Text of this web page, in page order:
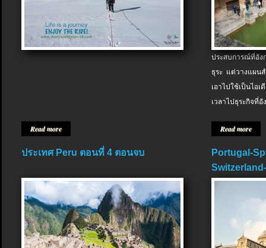
Read more
ประสบการณ์ที่อัง
ธุระ แต่วางแผน
เอาไปใช้เป็นไอ
เวลาไปธุระกิจที่อั
Read more
ประเทศ Peru ตอนที่ 4 ตอนจบ
Portugal-